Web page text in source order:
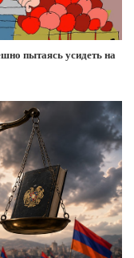
пытаясь усидеть на